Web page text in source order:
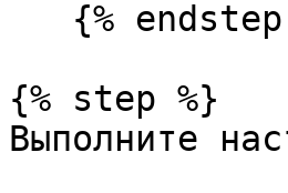
{% step %}
Выполните